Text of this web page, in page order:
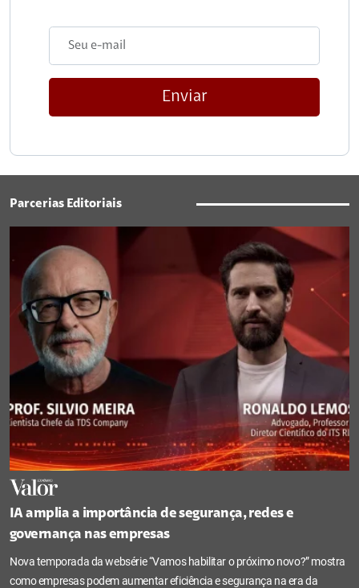
Enviar
Parcerias Editoriais
IA amplia a importância de segurança, redes e
governança nas empresas
Nova temporada da websérie “Vamos habilitar o próximo novo?” mostra
como empresas podem aumentar eficiência e segurança na era da